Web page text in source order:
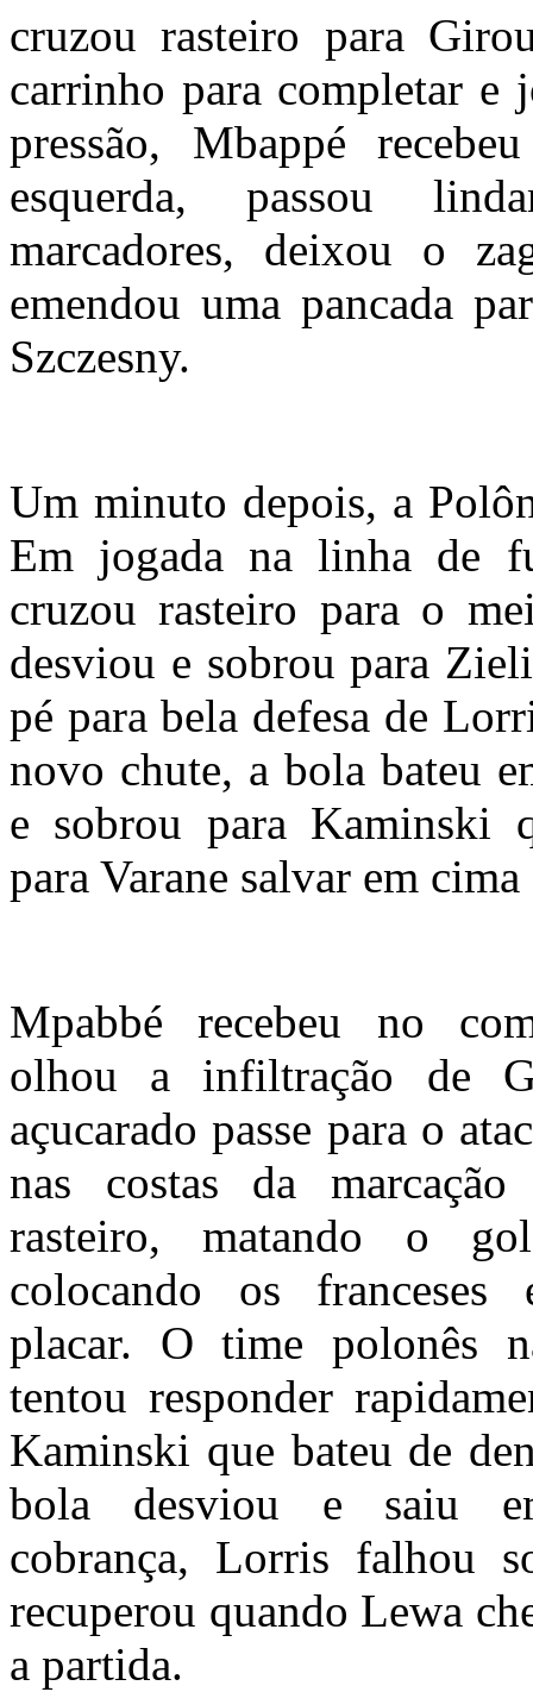
cruzou rasteiro para
carrinho para completar e
pressão, Mbappé
esquerda, passou
marcadores, deixou o
emendou uma pancada
Szczesny.
Um minuto depois, a
Em jogada na linha de
cruzou rasteiro para o
desviou e sobrou para
pé para bela defesa de
novo chute, a bola bateu
e sobrou para Kaminski
para Varane salvar em
Mpabbé recebeu no
olhou a infiltração de
açucarado passe para o
nas costas da
rasteiro, matando o
colocando os franceses
placar. O time polonês
tentou responder
Kaminski que bateu de
bola desviou e saiu
cobrança, Lorris falhou
recuperou quando Lewa
a partida.